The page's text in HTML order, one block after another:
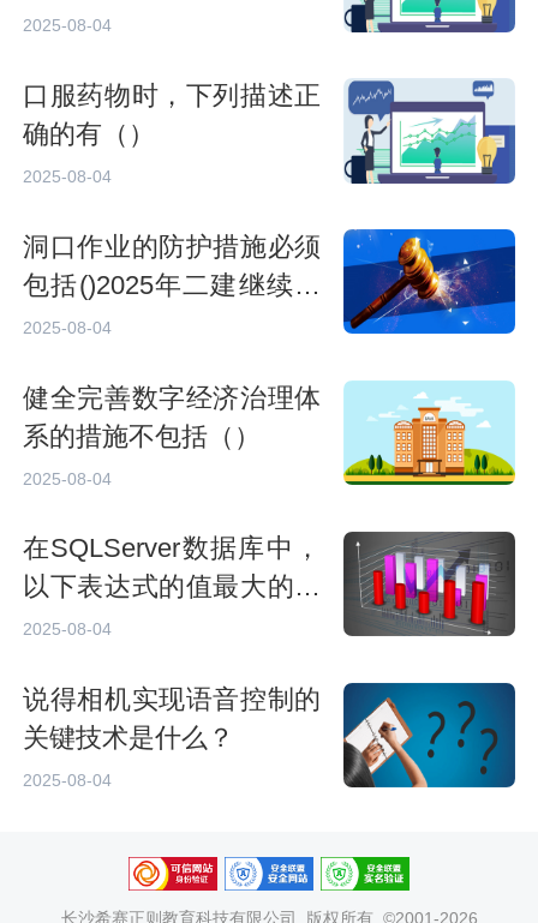
2025-08-04
口服药物时，下列描述正
确的有（）
2025-08-04
洞口作业的防护措施必须
包括()2025年二建继续教
育
2025-08-04
健全完善数字经济治理体
系的措施不包括（）
2025-08-04
在SQLServer数据库中，
以下表达式的值最大的是
（）
2025-08-04
说得相机实现语音控制的
关键技术是什么？
2025-08-04
长沙希赛正则教育科技有限公司 版权所有 ©2001-2026